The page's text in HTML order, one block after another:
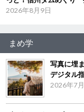
2026年8月9日
まめ学
写真に埋
デジタル指
2026年7